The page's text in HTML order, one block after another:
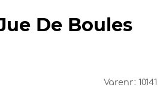
De Boules
Varenr: 10141